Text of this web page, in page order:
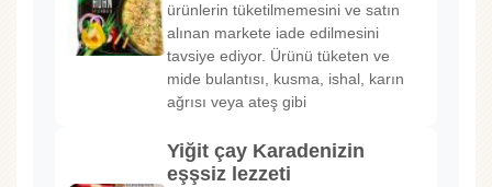
ürünlerin tüketilmemesini ve satın
alınan markete iade edilmesini
tavsiye ediyor. Ürünü tüketen ve
mide bulantısı, kusma, ishal, karın
ağrısı veya ateş gibi
Yiğit çay Karadenizin
eşşsiz lezzeti